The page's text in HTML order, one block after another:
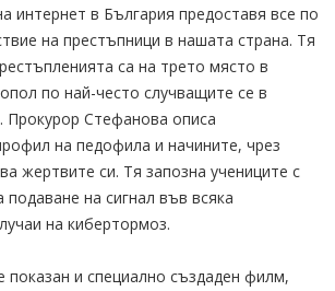
интернет в България предоставя все по
на престъпници в нашата страна. Тя
са на трето място в
по най-често случващите се в
Прокурор Стефанова описа
на педофила и начините, чрез
жертвите си. Тя запозна учениците с
на сигнал във всяка
на кибертормоз.
показан и специално създаден филм,